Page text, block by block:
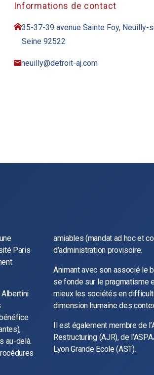
Informations de contact
35-37-39 avenue Sainte Foy, Neuilly-
Seine 92522
neuilly@detroit-aj.com
Paris
au-delà.
amiables (mandat ad hoc et
d’administration provisoire.
Animant avec son associé le
se fonde sur le pragmatisme
mieux les sociétés en
dimension humaine des
Il est également membre de
Restructuring (AJR), de
Lyon Grande Ecole (AST).